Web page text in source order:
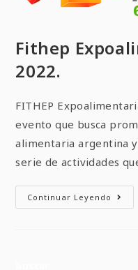
Fithep
2022.
FITHEP
evento que busca
alimentaria argentina
serie de actividades
Continuar Leyendo